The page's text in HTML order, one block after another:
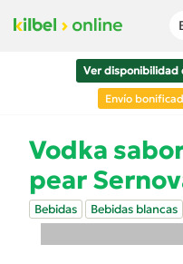
Ver disponibilidad
Envío
Vodka
pear
Bebidas Bebidas blancas